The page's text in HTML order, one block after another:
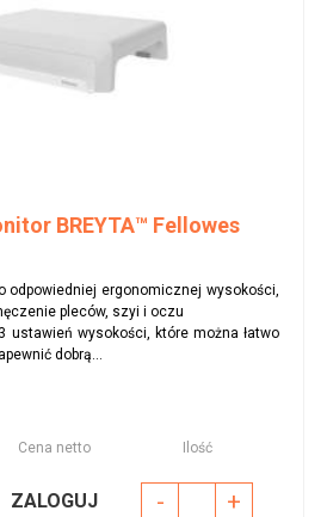
BREYTA™ Fellowes
odpowiedniej ergonomicznej wysokości,
pleców, szyi i oczu
ustawień wysokości, które można łatwo
dobrą...
Cena netto Ilość
ZALOGUJ - +